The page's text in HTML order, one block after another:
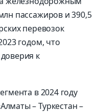
пассажиров и 390,5
перевозок
годом, что
к
в 2024 году
– Туркестан –